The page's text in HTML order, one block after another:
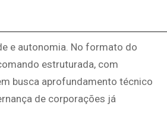
e autonomia. No formato do
estruturada, com
busca aprofundamento técnico
de corporações já